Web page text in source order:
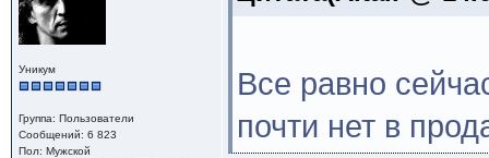
Уникум
Группа: Пользователи
Сообщений: 6 823
Пол: Мужской
Все равно
почти нет в